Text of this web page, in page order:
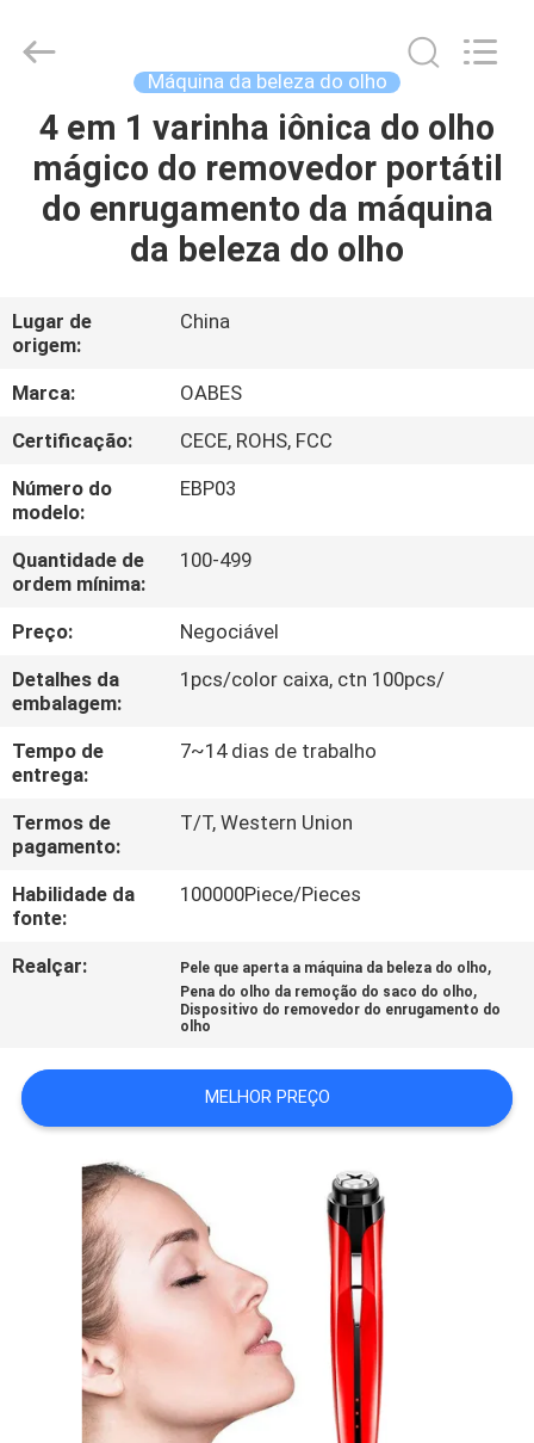
CASA
PRODUTOS
NÓS
EXCURSÃO
DA
FÁBRICA
CONTROLE
DA
QUALIDADE
CONTACTE-
NOS
PEÇA
UMAS
CITAÇÕES
ROHS
fornecedor.
facialbeautydevices.com.
Reserved.
Developed
Máquina da beleza do olho
4 em 1 varinha iônica do olho
mágico do removedor portátil
do enrugamento da máquina
da beleza do olho
Lugar de
origem:
China
Marca:
OABES
Certificação:
CECE, ROHS, FCC
Número do
modelo:
EBP03
Quantidade de
ordem mínima:
100-499
Preço:
Negociável
Detalhes da
embalagem:
1pcs/color caixa, ctn 100pcs/
Tempo de
entrega:
7~14 dias de trabalho
Termos de
pagamento:
T/T, Western Union
Habilidade da
fonte:
100000Piece/Pieces
Realçar: Pele que aperta a máquina da beleza do olho,
Pena do olho da remoção do saco do olho,
Dispositivo do removedor do enrugamento do
olho
MELHOR PREÇO